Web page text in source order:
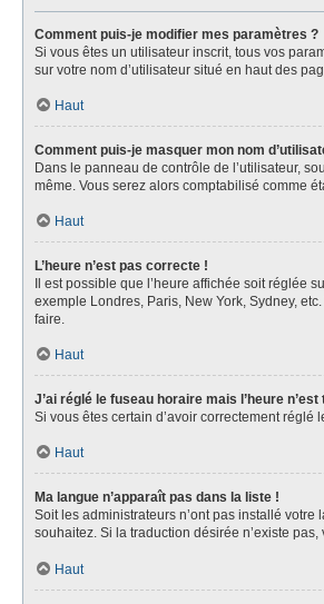
Comment puis-je modifier mes paramètres ?
Si vous êtes un utilisateur inscrit, tous vos
sur votre nom d’utilisateur situé en haut des
Haut
Comment puis-je masquer mon nom
Dans le panneau de contrôle de l’utilisateur,
même. Vous serez alors comptabilisé comme
Haut
L’heure n’est pas correcte !
Il est possible que l’heure affichée soit
exemple Londres, Paris, New York, Sydney,
faire.
Haut
J’ai réglé le fuseau horaire mais l’heure
Si vous êtes certain d’avoir correctement
Haut
Ma langue n’apparaît pas dans la liste !
Soit les administrateurs n’ont pas installé
souhaitez. Si la traduction désirée n’existe
Haut